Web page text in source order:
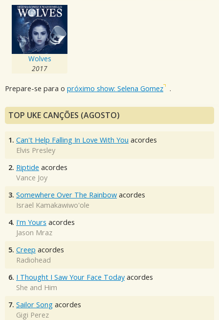
Wolves
2017
Prepare-se para o próximo show: Selena Gomez .
TOP UKE CANÇÕES (AGOSTO)
1. Can't Help Falling In Love With You acordes
Elvis Presley
2. Riptide acordes
Vance Joy
3. Somewhere Over The Rainbow acordes
Israel Kamakawiwo'ole
4. I'm Yours acordes
Jason Mraz
5. Creep acordes
Radiohead
6. I Thought I Saw Your Face Today acordes
She and Him
7. Sailor Song acordes
Gigi Perez